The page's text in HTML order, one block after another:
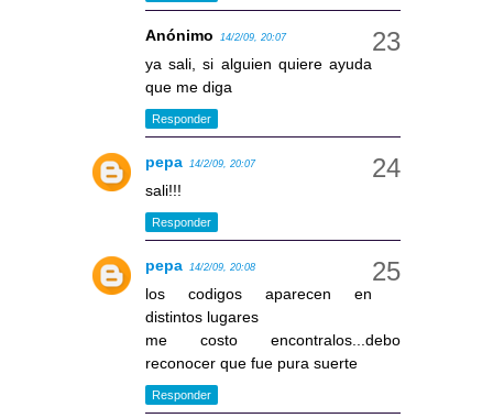
Anónimo 14/2/09, 20:07
ya sali, si alguien quiere ayuda
que me diga
Responder
pepa 14/2/09, 20:07
sali!!!
Responder
pepa 14/2/09, 20:08
los codigos aparecen en
distintos lugares
me costo encontralos...debo
reconocer que fue pura suerte
Responder